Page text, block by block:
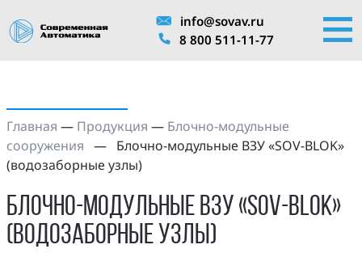
info@sovav.ru
8 800 511-11-77
Главная — Продукция — Блочно-модульные
сооружения — Блочно-модульные ВЗУ «SOV-BLOK»
(водозаборные узлы)
Блочно-модульные ВЗУ «SOV-BLOK»
(водозаборные узлы)